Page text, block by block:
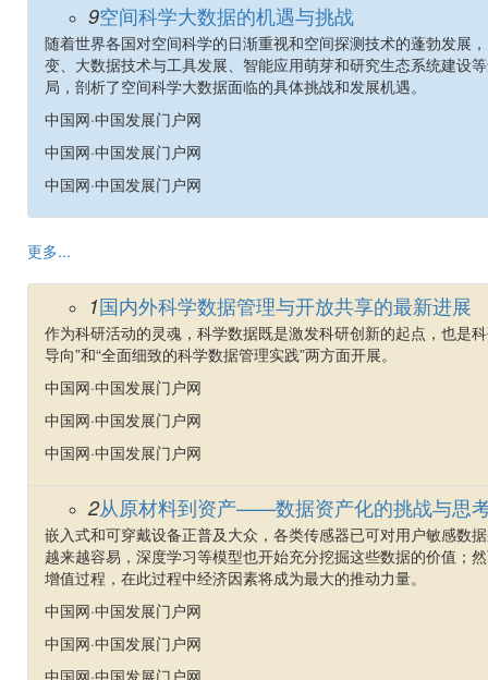
9空间科学大数据的机遇与挑战
随着世界各国对空间科学的日渐重视和空间探测技术的蓬勃发展
变、大数据技术与工具发展、智能应用萌芽和研究生态系统建设
局，剖析了空间科学大数据面临的具体挑战和发展机遇。
中国网·中国发展门户网
中国网·中国发展门户网
中国网·中国发展门户网
更多...
1国内外科学数据管理与开放共享的最新进展
作为科研活动的灵魂，科学数据既是激发科研创新的起点，也是
导向”和“全面细致的科学数据管理实践”两方面开展。
中国网·中国发展门户网
中国网·中国发展门户网
中国网·中国发展门户网
2从原材料到资产——数据资产化的挑战与思
嵌入式和可穿戴设备正普及大众，各类传感器已可对用户敏感数
越来越容易，深度学习等模型也开始充分挖掘这些数据的价值；
增值过程，在此过程中经济因素将成为最大的推动力量。
中国网·中国发展门户网
中国网·中国发展门户网
中国网·中国发展门户网